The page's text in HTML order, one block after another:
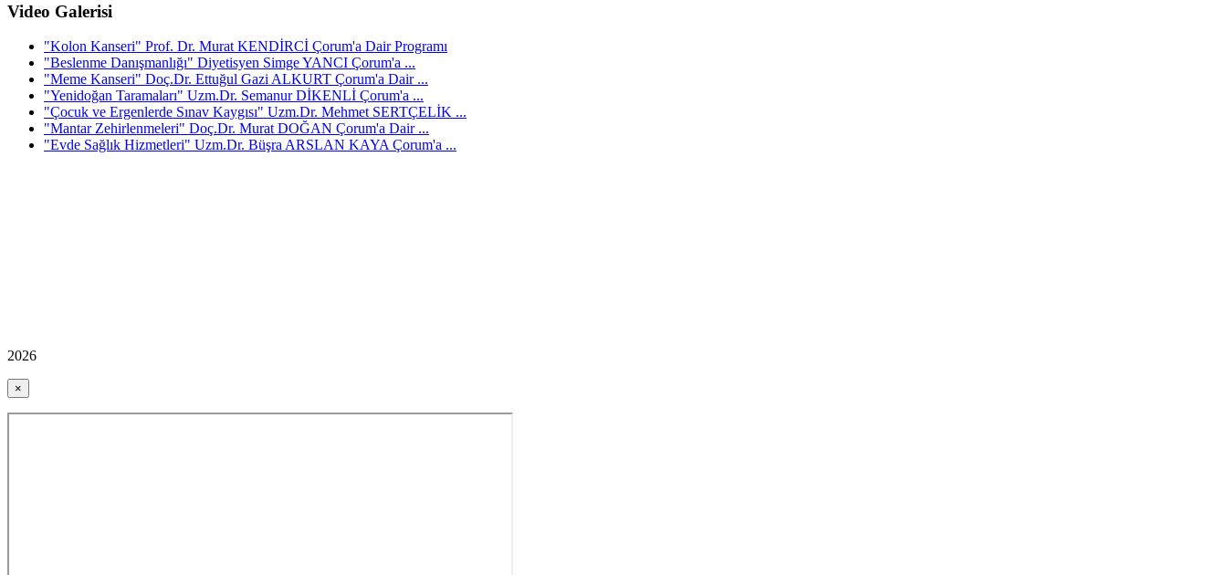
Video Galerisi
"Kolon Kanseri" Prof. Dr. Murat KENDİRCİ Çorum'a Dair Programı
"Beslenme Danışmanlığı" Diyetisyen Simge YANCI Çorum'a ...
"Meme Kanseri" Doç.Dr. Ettuğul Gazi ALKURT Çorum'a Dair ...
"Yenidoğan Taramaları" Uzm.Dr. Semanur DİKENLİ Çorum'a ...
"Çocuk ve Ergenlerde Sınav Kaygısı" Uzm.Dr. Mehmet SERTÇELİK ...
"Mantar Zehirlenmeleri" Doç.Dr. Murat DOĞAN Çorum'a Dair ...
"Evde Sağlık Hizmetleri" Uzm.Dr. Büşra ARSLAN KAYA Çorum'a ...
2026
×